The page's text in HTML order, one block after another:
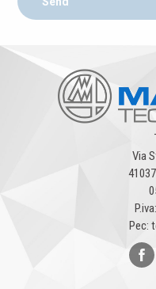
Via
Pec: